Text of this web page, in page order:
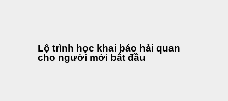
Lộ trình học khai báo hải quan
cho người mới bắt đầu